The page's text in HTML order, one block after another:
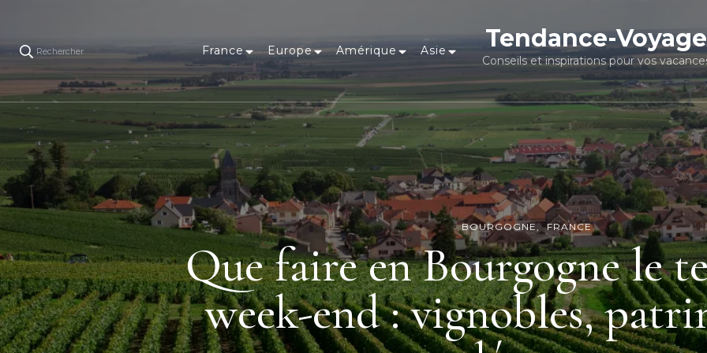
Rechercher France Europe Amérique Asie Tendance-Voyage
Conseils et inspirations pour vos
BOURGOGNE FRANCE
Que faire en Bourgogne le
week-end : vignobles,